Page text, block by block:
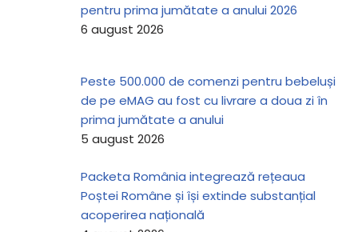
pentru prima jumătate a anului 2026
6 august 2026
Peste 500.000 de comenzi pentru bebeluși
de pe eMAG au fost cu livrare a doua zi în
prima jumătate a anului
5 august 2026
Packeta România integrează rețeaua
Poștei Române și își extinde substanțial
acoperirea națională